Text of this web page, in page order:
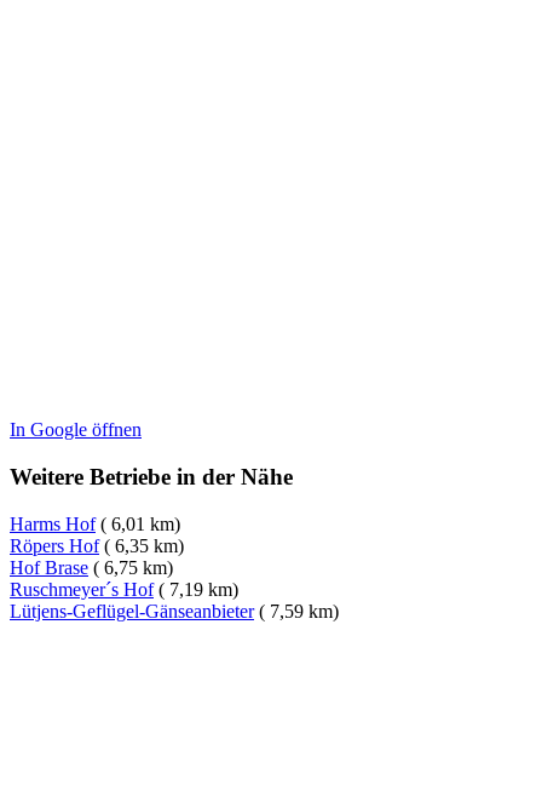
In Google öffnen
Weitere Betriebe in der Nähe
Harms Hof( 6,01 km)
Röpers Hof( 6,35 km)
Hof Brase ( 6,75 km)
Ruschmeyer´s Hof( 7,19 km)
Lütjens-Geflügel-Gänseanbieter( 7,59 km)